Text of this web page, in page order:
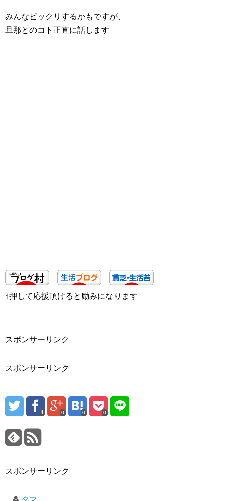
みんなビックリするかもですが、
旦那とのコト正直に話します
↑押して応援頂けると励みになります
スポンサーリンク
スポンサーリンク
0 0 0
スポンサーリンク